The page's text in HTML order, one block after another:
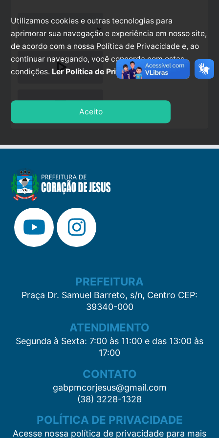
play_arrow
stop
PREFEITURA
Praça Dr. Samuel Barreto, s/n, Centro CEP:
39340-000
ATENDIMENTO
Segunda à Sexta: 7:00 às 11:00 e das 13:00 às
17:00
CONTATO
gabpmcorjesus@gmail.com
(38) 3228-1328
POLÍTICA DE PRIVACIDADE
Acesse nossa política de privacidade para mais
Utilizamos cookies e outras tecnologias para
aprimorar sua navegação e experiência em nosso site,
de acordo com a nossa Política de Privacidade e, ao
continuar navegando, você concorda com estas
condições. Ler Política de Privacidade.
Aceito